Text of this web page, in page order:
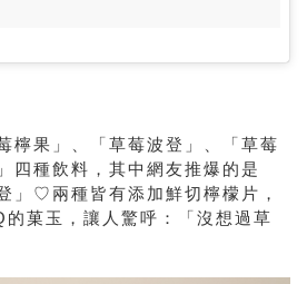
檸果」、「草莓波登」、「草莓
四種飲料，其中網友推爆的是
」♡兩種皆有添加鮮切檸檬片，
菓玉，讓人驚呼：「沒想過草